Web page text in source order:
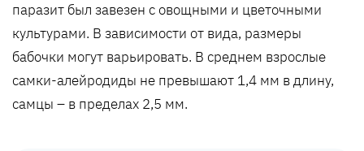
паразит был завезен с овощными и цветочными
культурами. В зависимости от вида, размеры
бабочки могут варьировать. В среднем взрослые
самки-алейродиды не превышают 1,4 мм в длину,
самцы – в пределах 2,5 мм.